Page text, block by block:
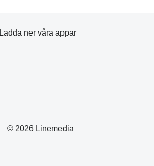
© 2026 Linemedia
Ladda ner våra appar